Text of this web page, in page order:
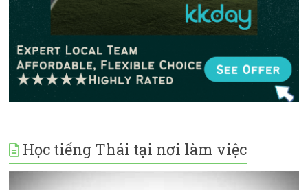
Học tiếng Thái tại nơi làm việc